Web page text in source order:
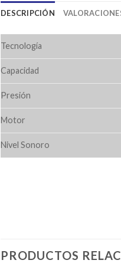
DESCRIPCIÓN
Tecnología
Capacidad
Presión
Motor
Nivel Sonoro
PRODUCTOS